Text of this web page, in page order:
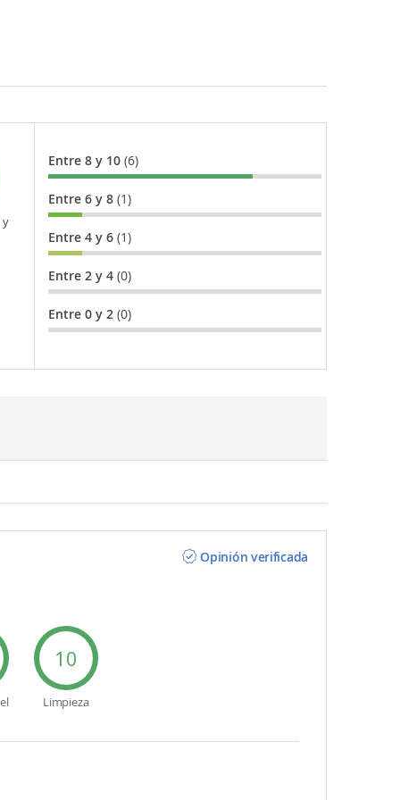
y
Entre 8 y 10 (6)
Entre 6 y 8 (1)
Entre 4 y 6 (1)
Entre 2 y 4 (0)
Entre 0 y 2 (0)
Opinión verificada
10
Limpieza